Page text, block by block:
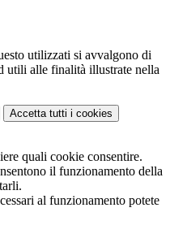
utilizzati si avvalgono di
utili alle finalità illustrate nella
Accetta tutti i cookies
quali cookie consentire.
il funzionamento della
al funzionamento potete